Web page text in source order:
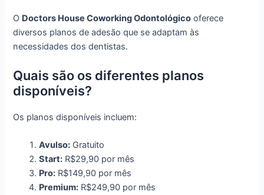
O Doctors House Coworking Odontológico oferece
diversos planos de adesão que se adaptam às
necessidades dos dentistas.
Quais são os diferentes planos
disponíveis?
Os planos disponíveis incluem:
Avulso: Gratuito
Start: R$29,90 por mês
Pro: R$149,90 por mês
Premium: R$249,90 por mês